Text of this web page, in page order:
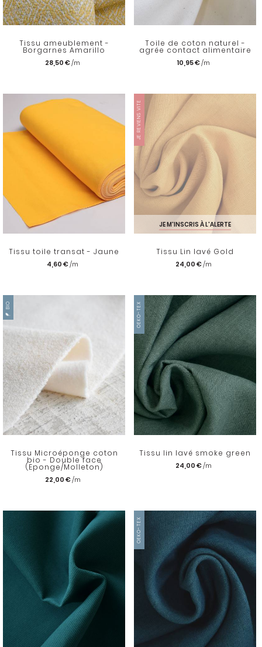
Tissu ameublement -
Borgarnes Amarillo
28,50 €
Toile de coton naturel -
agrée contact alimentaire
10,95 €
Tissu toile transat - Jaune
4,60 €
JE REVIENS VITE
JE M'INSCRIS À L'ALERTE
Tissu Lin lavé Gold
24,00 €
BIO
Tissu Microéponge coton
bio - Double face
(Eponge/Molleton)
22,00 €
OEKO-TEX
Tissu lin lavé smoke green
24,00 €
OEKO-TEX